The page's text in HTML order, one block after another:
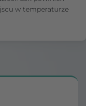
w temperaturze